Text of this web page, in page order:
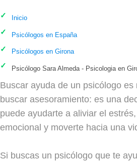
Inicio
Psicólogos en España
Psicólogos en Girona
Psicólogo Sara Almeda - Psicologia en
Buscar ayuda de un psicólogo es
buscar asesoramiento: es una
puede ayudarte a aliviar el
emocional y moverte hacia una
Si buscas un psicólogo que te